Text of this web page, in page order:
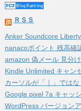
ＲＳＳ
Anker Soundcore
nanacoポイント 残高確
amazon 偽メール 見分
Kindle Unlimited キャン
カーソルが「｜」では
Google pixel 7a キャッ
WordPress バージョン